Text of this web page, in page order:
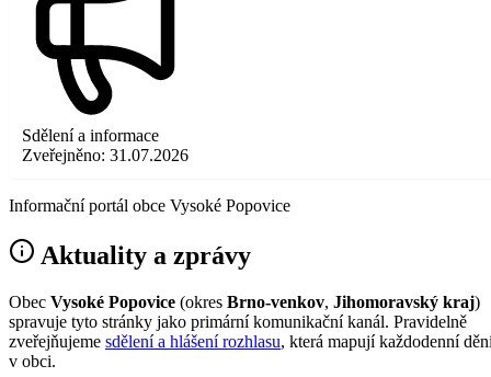
Sdělení a informace
Zveřejněno: 31.07.2026
Informační portál obce Vysoké Popovice
Aktuality a zprávy
Obec Vysoké Popovice (okres Brno-venkov, Jihomoravský kraj)
spravuje tyto stránky jako primární komunikační kanál. Pravidelně
zveřejňujeme sdělení a hlášení rozhlasu, která mapují každodenní
v obci.